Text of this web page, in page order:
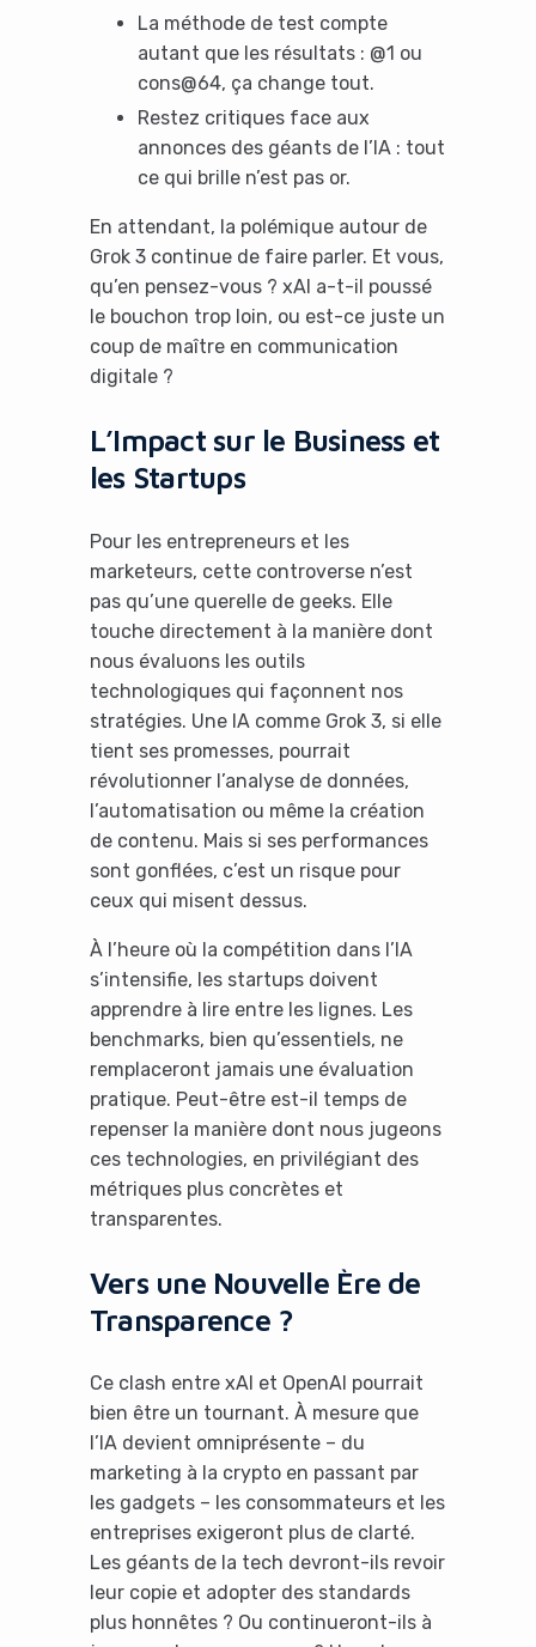
La méthode de test compte
autant que les résultats : @1 ou
cons@64, ça change tout.
Restez critiques face aux
annonces des géants de l’IA : tout
ce qui brille n’est pas or.
En attendant, la polémique autour de
Grok 3 continue de faire parler. Et vous,
qu’en pensez-vous ? xAI a-t-il poussé
le bouchon trop loin, ou est-ce juste un
coup de maître en communication
digitale ?
L’Impact sur le Business et
les Startups
Pour les entrepreneurs et les
marketeurs, cette controverse n’est
pas qu’une querelle de geeks. Elle
touche directement à la manière dont
nous évaluons les outils
technologiques qui façonnent nos
stratégies. Une IA comme Grok 3, si elle
tient ses promesses, pourrait
révolutionner l’analyse de données,
l’automatisation ou même la création
de contenu. Mais si ses performances
sont gonflées, c’est un risque pour
ceux qui misent dessus.
À l’heure où la compétition dans l’IA
s’intensifie, les startups doivent
apprendre à lire entre les lignes. Les
benchmarks, bien qu’essentiels, ne
remplaceront jamais une évaluation
pratique. Peut-être est-il temps de
repenser la manière dont nous jugeons
ces technologies, en privilégiant des
métriques plus concrètes et
transparentes.
Vers une Nouvelle Ère de
Transparence ?
Ce clash entre xAI et OpenAI pourrait
bien être un tournant. À mesure que
l’IA devient omniprésente – du
marketing à la crypto en passant par
les gadgets – les consommateurs et les
entreprises exigeront plus de clarté.
Les géants de la tech devront-ils revoir
leur copie et adopter des standards
plus honnêtes ? Ou continueront-ils à
Yes, I will turn off Ad-Blocker
No Thanks